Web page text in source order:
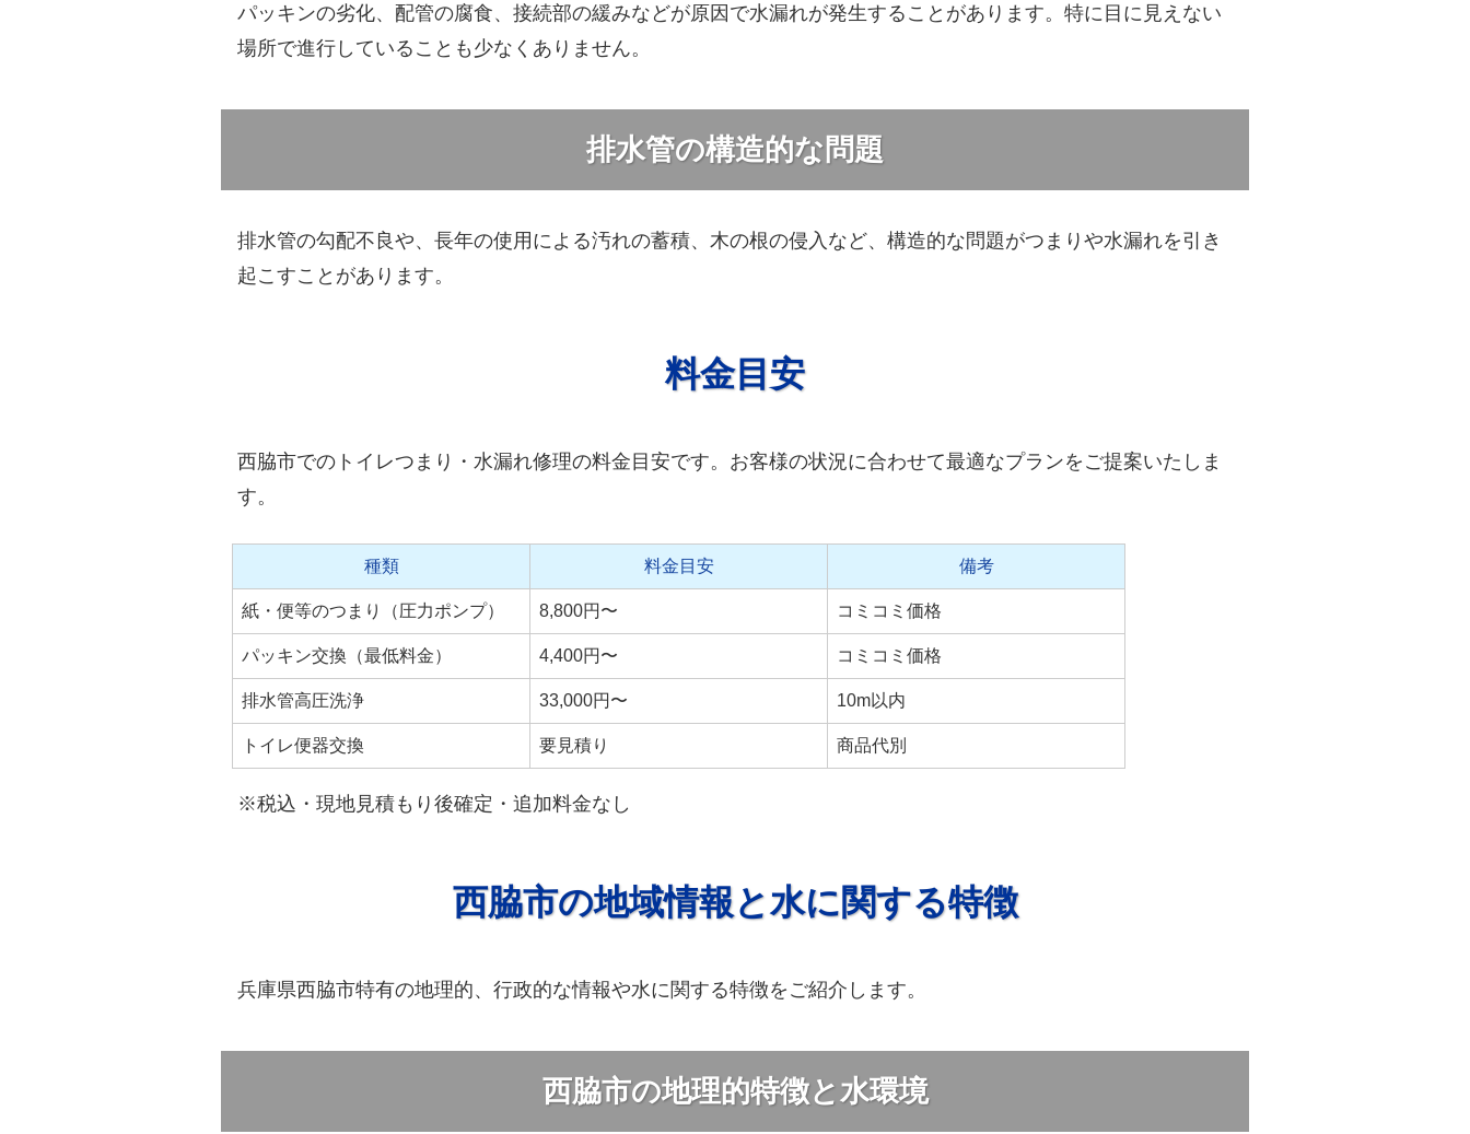
パッキンの劣化、配管の腐食、接続部の緩みなどが原因で水漏れが発生することがあります。特に目に見えない
場所で進行していることも少なくありません。
排水管の構造的な問題
排水管の勾配不良や、長年の使用による汚れの蓄積、木の根の侵入など、構造的な問題がつまりや水漏れを引き
起こすことがあります。
料金目安
西脇市でのトイレつまり・水漏れ修理の料金目安です。お客様の状況に合わせて最適なプランをご提案いたしま
す。
種類 料金目安 備考
紙・便等のつまり（圧力ポンプ） 8,800円〜 コミコミ価格
パッキン交換（最低料金） 4,400円〜 コミコミ価格
排水管高圧洗浄 33,000円〜 10m以内
トイレ便器交換 要見積り 商品代別
※税込・現地見積もり後確定・追加料金なし
西脇市の地域情報と水に関する特徴
兵庫県西脇市特有の地理的、行政的な情報や水に関する特徴をご紹介します。
西脇市の地理的特徴と水環境